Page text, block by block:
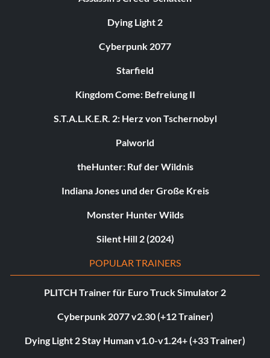
Dying Light 2
Cyberpunk 2077
Starfield
Kingdom Come: Befreiung II
S.T.A.L.K.E.R. 2: Herz von Tschernobyl
Palworld
theHunter: Ruf der Wildnis
Indiana Jones und der Große Kreis
Monster Hunter Wilds
Silent Hill 2 (2024)
POPULAR TRAINERS
PLITCH Trainer für Euro Truck Simulator 2
Cyberpunk 2077 v2.30 (+12 Trainer)
Dying Light 2 Stay Human v1.0-v1.24+ (+33 Trainer)